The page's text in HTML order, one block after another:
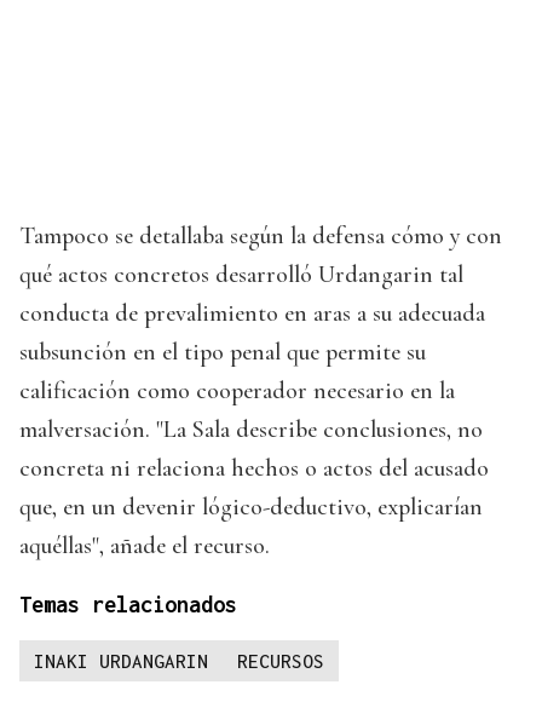
Tampoco se detallaba según la defensa cómo y con
qué actos concretos desarrolló Urdangarin tal
conducta de prevalimiento en aras a su adecuada
subsunción en el tipo penal que permite su
calificación como cooperador necesario en la
malversación. "La Sala describe conclusiones, no
concreta ni relaciona hechos o actos del acusado
que, en un devenir lógico-deductivo, explicarían
aquéllas", añade el recurso.
Temas relacionados
INAKI URDANGARIN RECURSOS